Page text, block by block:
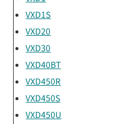
VXD1S
VXD20
VXD30
VXD40BT
VXD450R
VXD450S
VXD450U